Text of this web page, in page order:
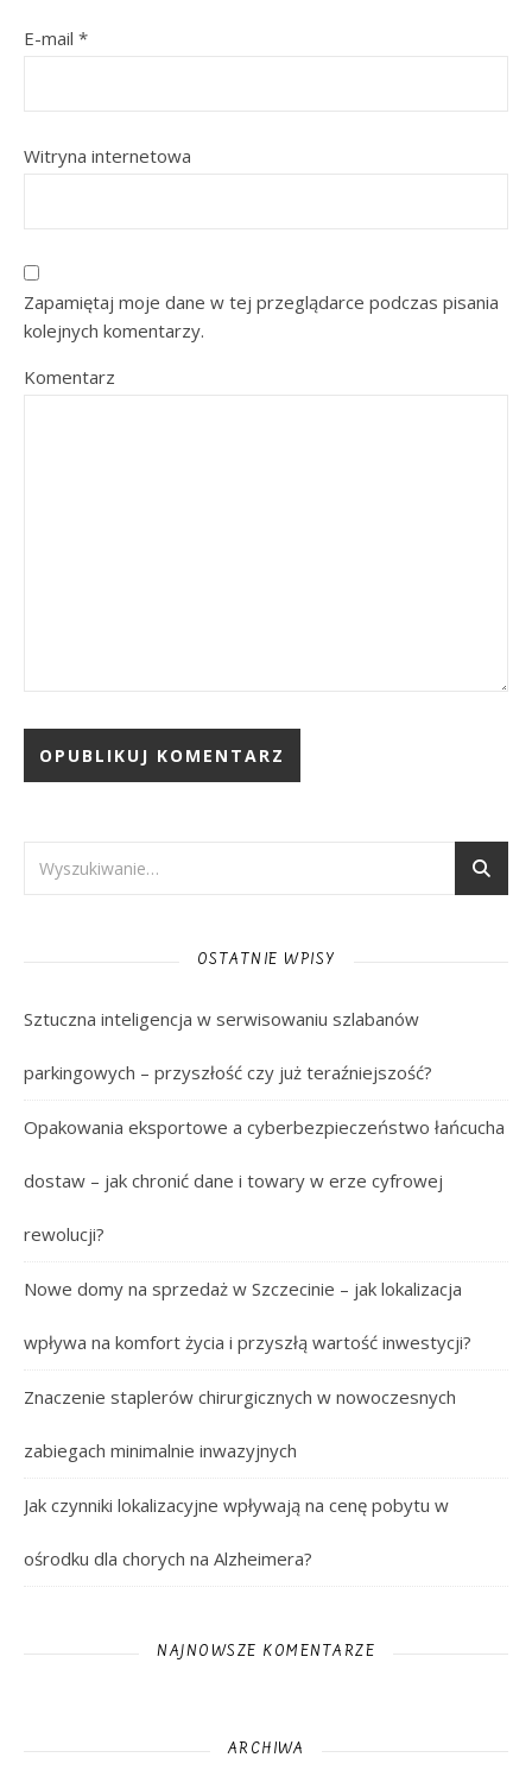
E-mail *
Witryna internetowa
Zapamiętaj moje dane w tej przeglądarce podczas pisania
kolejnych komentarzy.
Komentarz
OSTATNIE WPISY
Sztuczna inteligencja w serwisowaniu szlabanów
parkingowych – przyszłość czy już teraźniejszość?
Opakowania eksportowe a cyberbezpieczeństwo łańcucha
dostaw – jak chronić dane i towary w erze cyfrowej
rewolucji?
Nowe domy na sprzedaż w Szczecinie – jak lokalizacja
wpływa na komfort życia i przyszłą wartość inwestycji?
Znaczenie staplerów chirurgicznych w nowoczesnych
zabiegach minimalnie inwazyjnych
Jak czynniki lokalizacyjne wpływają na cenę pobytu w
ośrodku dla chorych na Alzheimera?
NAJNOWSZE KOMENTARZE
ARCHIWA